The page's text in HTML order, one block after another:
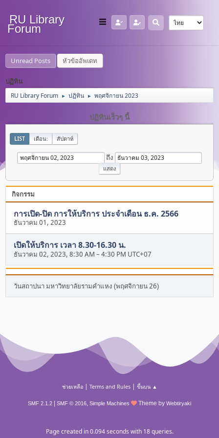
RU Library
Forum
Unread Posts หัวข้ออัพเดท
ปฏิทิน
RU Library Forum ► ปฏิทิน ► พฤศจิกายน 2023
ปฏิทินเร็วๆ นี้
LIST เดือน: สัปดาห์
ถึง
กิจกรรม
การเปิด-ปิด การให้บริการ ประจำเดือน ธ.ค. 2566
ธันวาคม 01, 2023
เปิดให้บริการ เวลา 8.30-16.30 น.
ธันวาคม 02, 2023, 8:30 AM –4:30 PM UTC+07
วันสถาปนา มหาวิทยาลัยรามคำแหง (พฤศจิกายน 26)
ช่วยเหลือ| Terms and Rules| ขึ้นบน ▲
SMF 2.1.2 SMF © 2016, Simple Machines Theme by Webtiryaki
Page created in 0.094 seconds with 18 queries.